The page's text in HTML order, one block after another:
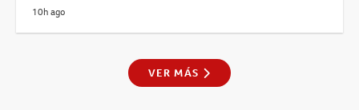
10h ago
VER MÁS